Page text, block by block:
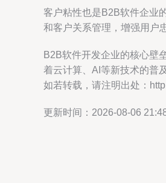
客户粘性也是B2B软件企业
和客户关系管理，增强用户
B2B软件开发企业的核心壁
着云计算、AI等新技术的普
如若转载，请注明出处：
更新时间：2026-08-06